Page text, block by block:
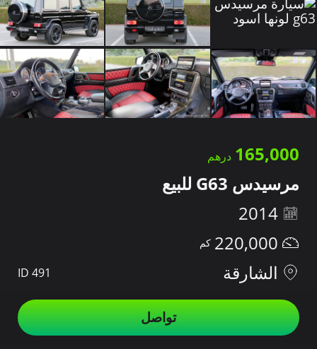
165,000
مرسيدس G63 للبيع
2014
220,000
الشارقة
ID 491
تواصل